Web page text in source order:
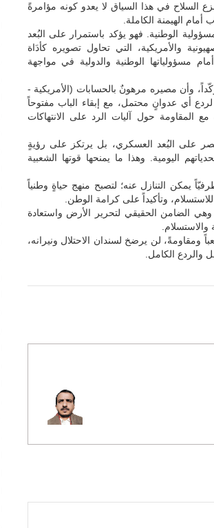
في هذا السياق لا يعدو كونه مؤامرةً
أمام الهيمنة الكاملة.
الوطنية. فهو يؤكد باستمرار على البُعد
والأمريكية، التي تحاول تصويره كأدَاة
مسؤولياتها الوطنية والدولية في مواجهة
وأن مصيره مرهونٌ بالحسابات (الأمريكية -
أي عدوانٍ محتمل، مع إبقاء الباب مفتوحاً
مع المقاومة حول آليات الرد على الانتهاكات
على البُعد العسكري، بل يرتكز على رؤيةٍ
اليومية. وهذا ما يمنحها قوتها الشعبية
يمكن التنازل عنه؛ لتصبح منهج حياةٍ وطنياً
وتأكيداً على كرامة الوطن.
وهي الضامن الحقيقي لتحرير الأرض واستعادة
ومقاومةً، لن يرضخ لسندان الاحتلال ونيرانه،
والردع الكامل.